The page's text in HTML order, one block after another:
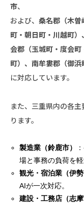
市、
および、 桑名郡（木
町・朝日町・川越町
会郡（玉城町・度会
町）、南牟婁郡（御浜
に対応しています。
また、三重県内の各
ります。
製造業（鈴鹿市）
場と事務の負荷を軽
観光・宿泊業（伊勢
AIが一次対応。
建設・工務店（志